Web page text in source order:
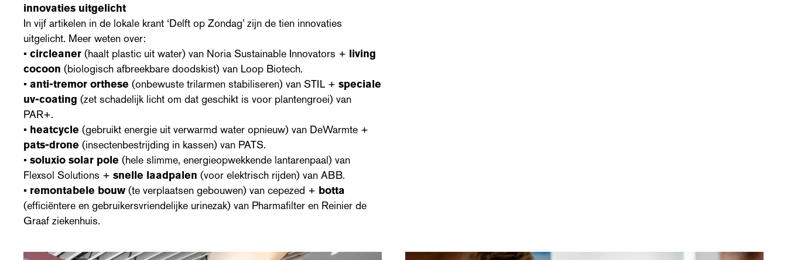
innovaties uitgelicht
In vijf artikelen in de lokale krant ‘Delft op Zondag’ zijn de tien innovaties
uitgelicht. Meer weten over:
• circleaner (haalt plastic uit water) van Noria Sustainable Innovators + living
cocoon (biologisch afbreekbare doodskist) van Loop Biotech.
• anti-tremor orthese (onbewuste trilarmen stabiliseren) van STIL + speciale
uv-coating (zet schadelijk licht om dat geschikt is voor plantengroei) van
PAR+.
• heatcycle (gebruikt energie uit verwarmd water opnieuw) van DeWarmte +
pats-drone (insectenbestrijding in kassen) van PATS.
• soluxio solar pole (hele slimme, energieopwekkende lantarenpaal) van
Flexsol Solutions + snelle laadpalen (voor elektrisch rijden) van ABB.
• remontabele bouw (te verplaatsen gebouwen) van cepezed + botta
(efficiëntere en gebruikersvriendelijke urinezak) van Pharmafilter en Reinier de
Graaf ziekenhuis.